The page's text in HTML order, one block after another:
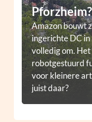
Pforzheim?
Amazon bouwt
ingerichte DC
volledig om.
robotgestuurd
voor kleinere
juist daar?